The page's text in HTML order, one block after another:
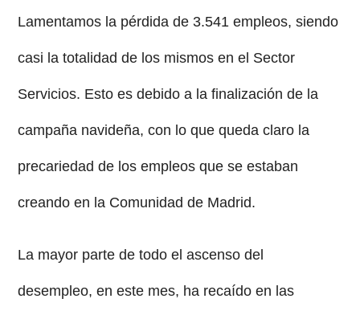
Lamentamos la pérdida de 3.541 empleos, siendo
casi la totalidad de los mismos en el Sector
Servicios. Esto es debido a la finalización de la
campaña navideña, con lo que queda claro la
precariedad de los empleos que se estaban
creando en la Comunidad de Madrid.
La mayor parte de todo el ascenso del
desempleo, en este mes, ha recaído en las